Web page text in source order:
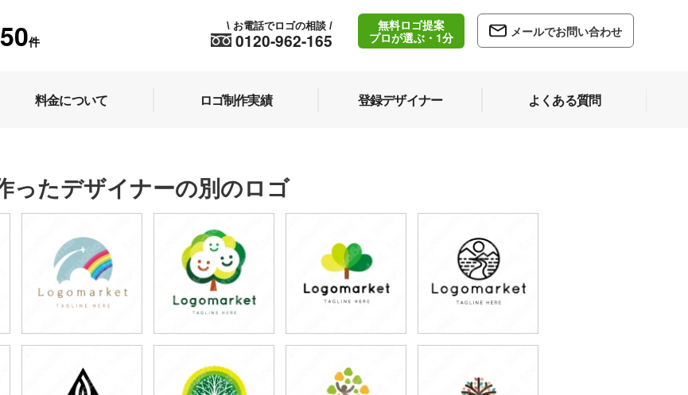
件 0120-962-165
\ お電話でロゴの相談 /
無料ロゴ提案
プロが選ぶ・1分
メールでお問い合わせ
料金について ロゴ制作実績 登録デザイナー よくある質問
ったデザイナーの別のロゴ
79,800円
(税込87,780円)
79,800円
(税込87,780円)
79,800円
(税込87,780円)
79,800円
(税込87,780円)